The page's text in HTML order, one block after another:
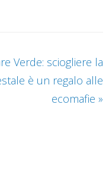
Verde: sciogliere la
è un regalo alle
ecomafie »